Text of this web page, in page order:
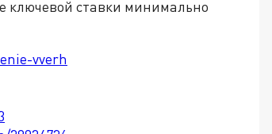
ключевой ставки минимально
vverh